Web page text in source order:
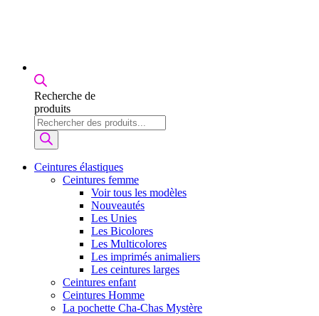
Recherche de
produits
Ceintures élastiques
Ceintures femme
Voir tous les modèles
Nouveautés
Les Unies
Les Bicolores
Les Multicolores
Les imprimés animaliers
Les ceintures larges
Ceintures enfant
Ceintures Homme
La pochette Cha-Chas Mystère